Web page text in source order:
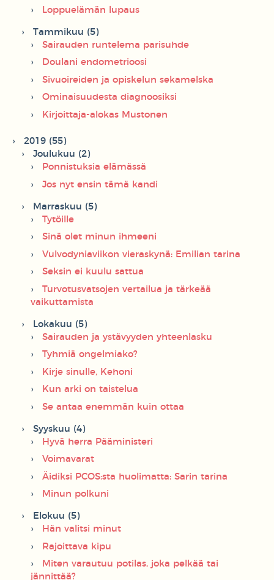
Loppuelämän lupaus
Tammikuu (5)
Sairauden runtelema parisuhde
Doulani endometrioosi
Sivuoireiden ja opiskelun sekamelska
Ominaisuudesta diagnoosiksi
Kirjoittaja-alokas Mustonen
2019 (55)
Joulukuu (2)
Ponnistuksia elämässä
Jos nyt ensin tämä kandi
Marraskuu (5)
Tytöille
Sinä olet minun ihmeeni
Vulvodyniaviikon vieraskynä: Emilian tarina
Seksin ei kuulu sattua
Turvotusvatsojen vertailua ja tärkeää
vaikuttamista
Lokakuu (5)
Sairauden ja ystävyyden yhteenlasku
Tyhmiä ongelmiako?
Kirje sinulle, Kehoni
Kun arki on taistelua
Se antaa enemmän kuin ottaa
Syyskuu (4)
Hyvä herra Pääministeri
Voimavarat
Äidiksi PCOS:sta huolimatta: Sarin tarina
Minun polkuni
Elokuu (5)
Hän valitsi minut
Rajoittava kipu
Miten varautuu potilas, joka pelkää tai
jännittää?